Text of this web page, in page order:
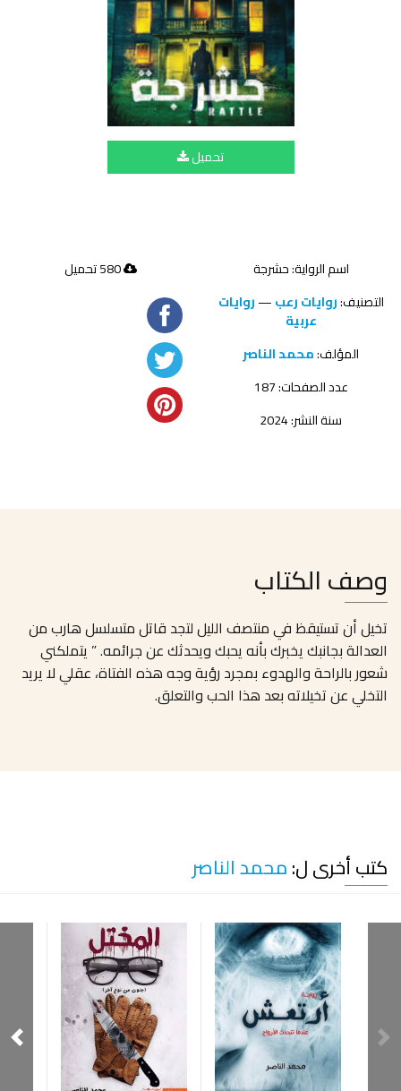
تحميل
اسم الرواية: حشرجة
التصنيف:روايات رعب—روايات
عربية
المؤلف:محمد الناصر
عدد الصفحات: 187
سنة النشر: 2024
580 تحميل
وصف الكتاب
تخيل أن تستيقظ في منتصف الليل لتجد قاتل متسلسل هارب من
العدالة بجانبك يخبرك بأنه يحبك ويحدثك عن جرائمه. ” يتملكني
شعور بالراحة والهدوء بمجرد رؤية وجه هذه الفتاة، عقلي لا يريد
التخلي عن تخيلاته بعد هذا الحب والتعلق.
كتب أخرى ل:محمد الناصر